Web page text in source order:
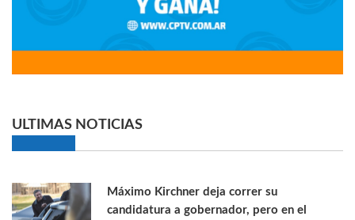
ULTIMAS NOTICIAS
Máximo Kirchner deja correr su
candidatura a gobernador, pero en el